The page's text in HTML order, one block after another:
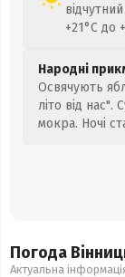
+21°C до
Народні
Освячують
літо від
мокра. Ночі
Погода
Актуальна